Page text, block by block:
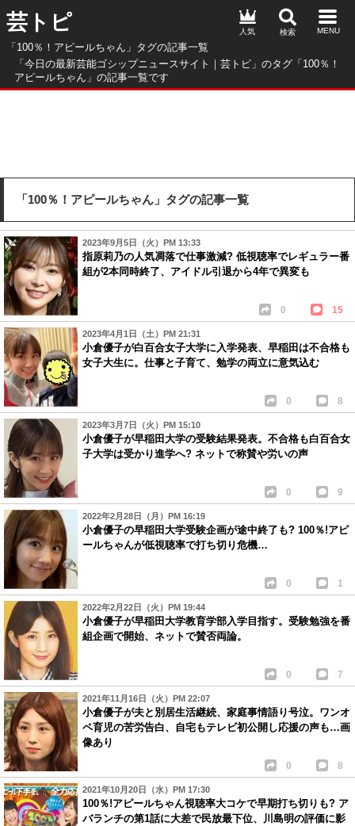
芸トピ
「100％！アピールちゃん」タグの記事一覧
「今日の最新芸能ゴシップニュースサイト｜芸トピ」のタグ「100％！
アピールちゃん」の記事一覧です
人気
「100％！アピールちゃん」タグの記事一覧
2023年9月5日（火）PM 13:33
指原莉乃の人気凋落で仕事激減? 低視聴率でレギュラー番
組が2本同時終了、アイドル引退から4年で異変も
0 15
2023年4月1日（土）PM 21:31
小倉優子が白百合女子大学に入学発表、早稲田は不合格も
女子大生に。仕事と子育て、勉学の両立に意気込む
0 8
2023年3月7日（火）PM 15:10
小倉優子が早稲田大学の受験結果発表。不合格も白百合女
子大学は受かり進学へ? ネットで称賛や労いの声
0 9
2022年2月28日（月）PM 16:19
小倉優子の早稲田大学受験企画が途中終了も? 100％!アピ
ールちゃんが低視聴率で打ち切り危機…
0 1
2022年2月22日（火）PM 19:44
小倉優子が早稲田大学教育学部入学目指す。受験勉強を番
組企画で開始、ネットで賛否両論。
0 7
2021年11月16日（火）PM 22:07
小倉優子が夫と別居生活継続、家庭事情語り号泣。ワンオ
ペ育児の苦労告白、自宅もテレビ初公開し応援の声も…画
像あり
0 8
2021年10月20日（水）PM 17:30
100％!アピールちゃん視聴率大コケで早期打ち切りも? ア
バランチの第1話に大差で民放最下位、川島明の評価に影